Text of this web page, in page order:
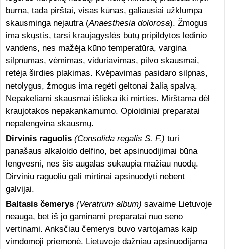
burna, tada pirštai, visas kūnas, galiausiai užklumpa
skausminga nejautra (Anaesthesia dolorosa). Žmogus
ima skųstis, tarsi kraujagyslės būtų pripildytos ledinio
vandens, nes mažėja kūno temperatūra, vargina
silpnumas, vėmimas, viduriavimas, pilvo skausmai,
retėja širdies plakimas. Kvėpavimas pasidaro silpnas,
netolygus, žmogus ima regėti geltonai žalią spalvą.
Nepakeliami skausmai išlieka iki mirties. Mirštama dėl
kraujotakos nepakankamumo. Opioidiniai preparatai
nepalengvina skausmų.
Dirvinis raguolis(Consolida regalis S. F.) turi
panašaus alkaloido delfino, bet apsinuodijimai būna
lengvesni, nes šis augalas sukaupia mažiau nuodų.
Dirviniu raguoliu gali mirtinai apsinuodyti nebent
galvijai.
Baltasis čemerys(Veratrum album) savaime Lietuvoje
neauga, bet iš jo gaminami preparatai nuo seno
vertinami. Anksčiau čemerys buvo vartojamas kaip
vimdomoji priemonė. Lietuvoje dažniau apsinuodijama